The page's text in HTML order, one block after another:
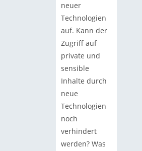
neuer
Technologien
auf. Kann der
Zugriff auf
private und
sensible
Inhalte durch
neue
Technologien
noch
verhindert
werden? Was